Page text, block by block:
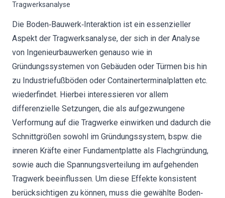
Tragwerksanalyse
Die Boden‐Bauwerk‐Interaktion ist ein essenzieller
Aspekt der Tragwerksanalyse, der sich in der Analyse
von Ingenieurbauwerken genauso wie in
Gründungssystemen von Gebäuden oder Türmen bis hin
zu Industriefußböden oder Containerterminalplatten etc.
wiederfindet. Hierbei interessieren vor allem
differenzielle Setzungen, die als aufgezwungene
Verformung auf die Tragwerke einwirken und dadurch die
Schnittgrößen sowohl im Gründungssystem, bspw. die
inneren Kräfte einer Fundamentplatte als Flachgründung,
sowie auch die Spannungsverteilung im aufgehenden
Tragwerk beeinflussen. Um diese Effekte konsistent
berücksichtigen zu können, muss die gewählte Boden‐